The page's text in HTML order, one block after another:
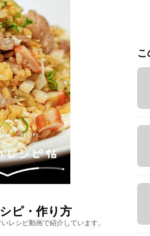
ピ・作り方
レシピ動画で紹介しています。